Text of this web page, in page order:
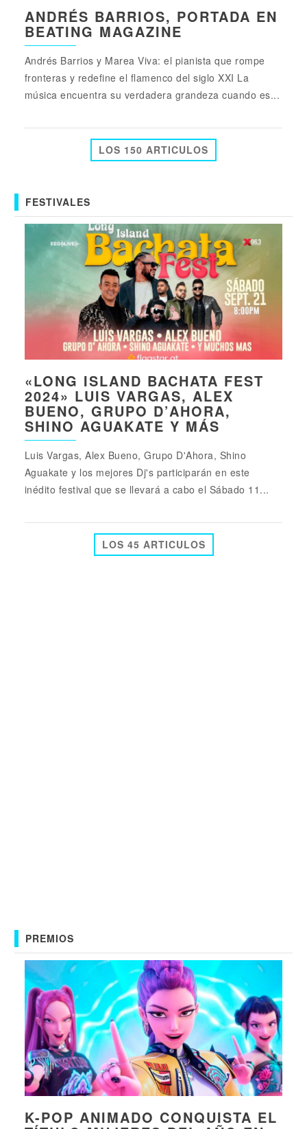
ANDRÉS BARRIOS, PORTADA EN
BEATING MAGAZINE
Andrés Barrios y Marea Viva: el pianista que rompe
fronteras y redefine el flamenco del siglo XXI La
música encuentra su verdadera grandeza cuando es...
LOS 150 ARTICULOS
FESTIVALES
«LONG ISLAND BACHATA FEST
2024» LUIS VARGAS, ALEX
BUENO, GRUPO D’AHORA,
SHINO AGUAKATE Y MÁS
Luis Vargas, Alex Bueno, Grupo D'Ahora, Shino
Aguakate y los mejores Dj's participarán en este
inédito festival que se llevará a cabo el Sábado 11...
LOS 45 ARTICULOS
PREMIOS
K-POP ANIMADO CONQUISTA EL